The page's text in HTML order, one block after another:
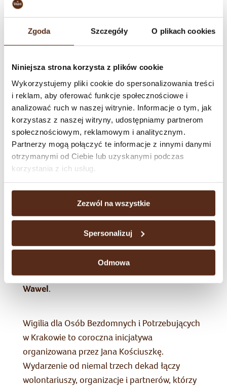
Zgoda Szczegóły O plikach cookies
Niniejsza strona korzysta z plików cookie
Wykorzystujemy pliki cookie do spersonalizowania treści
i reklam, aby oferować funkcje społecznościowe i
analizować ruch w naszej witrynie. Informacje o tym, jak
korzystasz z naszej witryny, udostępniamy partnerom
społecznościowym, reklamowym i analitycznym.
Partnerzy mogą połączyć te informacje z innymi danymi
otrzymanymi od Ciebie lub uzyskanymi podczas
korzystania z ich usług.
Zezwól na wszystkie
Spersonalizuj
Odmowa
W działania aktywnie włączyli się wolontariusze
firmy Wawel – blisko 40 pracowników wraz z
białych strojach Mikołajów, aktywnie pomagali
w pakowaniu i rozdawaniu przygotowanych
paczek osobom potrzebującym. Dzięki wsparciu
firmy Wawel oraz Fundacji „Wawel z Rodziną”
przekazano blisko tonę słodyczy, które trafiły
do 2 000 paczek rozdawanych uczestnikom
wigilii.
–Od 16 lat angażujemy się w Wigilię dla Osób
Bezdomnych i Potrzebujących, ponieważ wierzymy,
że wspólne działania mają realną moc pomagania.
To dla nas ważny moment, w którym jako firma i
społeczność pracowników możemy być blisko
tych, którzy najbardziej tego potrzebują
Agnieszka Rybicka, Menedżer ds. Komunikacji,
Wawel.
Wigilia dla Osób Bezdomnych i Potrzebujących
w Krakowie to coroczna inicjatywa
organizowana przez Jana Kościuszkę.
Wydarzenie od niemal trzech dekad łączy
wolontariuszy, organizacje i partnerów, którzy